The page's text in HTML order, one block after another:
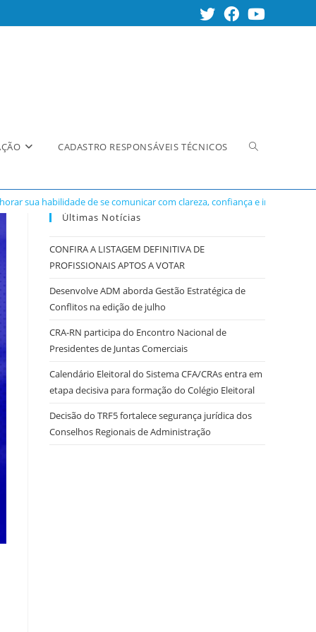
CADASTRO RESPONSÁVEIS TÉCNICOS Alternar
sua habilidade de se comunicar com clareza, confiança e impacto?
Últimas Notícias
CONFIRA A LISTAGEM DEFINITIVA DE
PROFISSIONAIS APTOS A VOTAR
Desenvolve ADM aborda Gestão Estratégica de
Conflitos na edição de julho
CRA-RN participa do Encontro Nacional de
Presidentes de Juntas Comerciais
Calendário Eleitoral do Sistema CFA/CRAs entra em
etapa decisiva para formação do Colégio Eleitoral
Decisão do TRF5 fortalece segurança jurídica dos
Conselhos Regionais de Administração